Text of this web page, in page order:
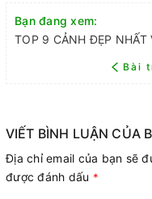
Bạn đang xem:
TOP 9 CẢNH ĐẸP NHẤT
Bài
VIẾT BÌNH LUẬN CỦA
Địa chỉ email của bạn sẽ
được đánh dấu *